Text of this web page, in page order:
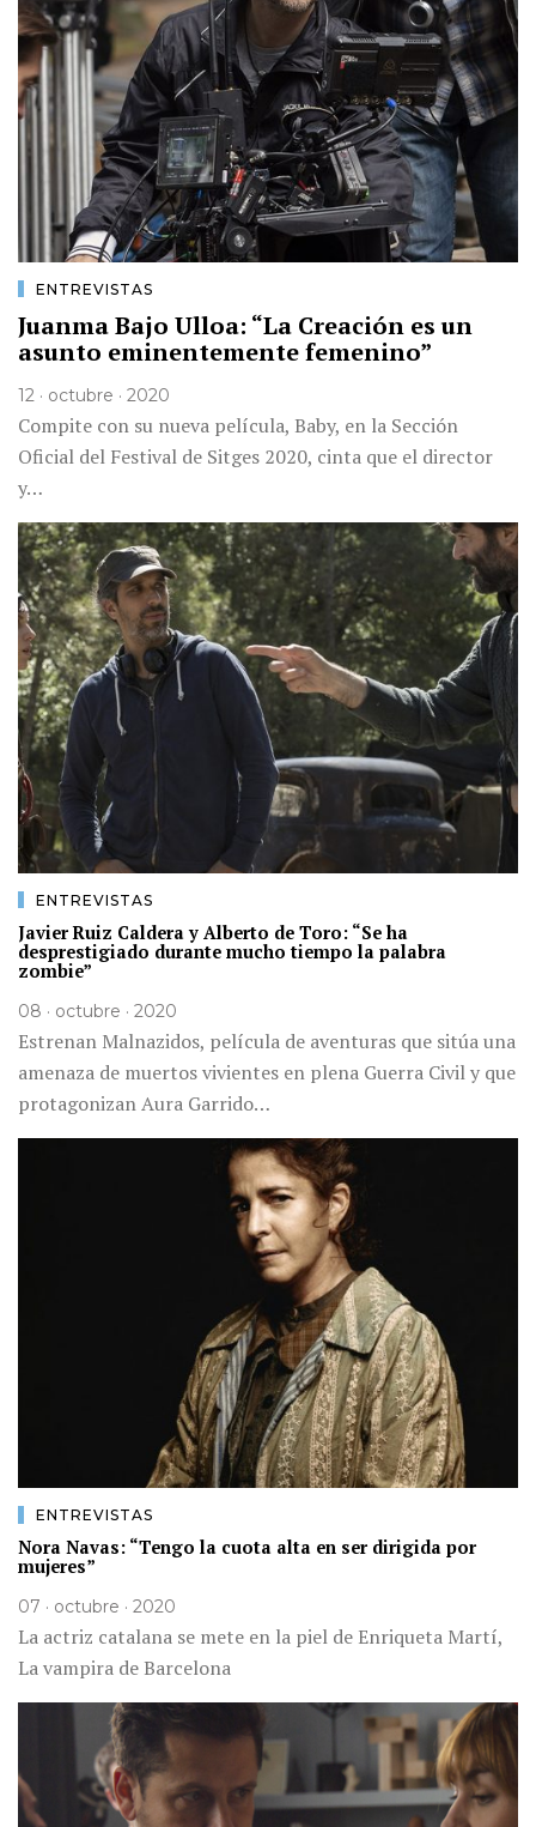
ENTREVISTAS
Juanma Bajo Ulloa: “La Creación es un
asunto eminentemente femenino”
12 · octubre · 2020
Compite con su nueva película, Baby, en la Sección
Oficial del Festival de Sitges 2020, cinta que el director
y…
ENTREVISTAS
Javier Ruiz Caldera y Alberto de Toro: “Se ha
desprestigiado durante mucho tiempo la palabra
zombie”
08 · octubre · 2020
Estrenan Malnazidos, película de aventuras que sitúa una
amenaza de muertos vivientes en plena Guerra Civil y que
protagonizan Aura Garrido…
ENTREVISTAS
Nora Navas: “Tengo la cuota alta en ser dirigida por
mujeres”
07 · octubre · 2020
La actriz catalana se mete en la piel de Enriqueta Martí,
La vampira de Barcelona